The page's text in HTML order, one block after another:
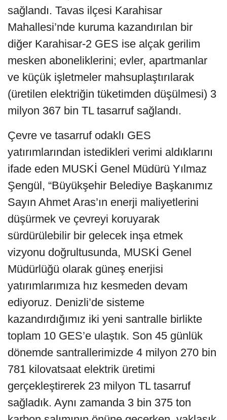
sağlandı. Tavas ilçesi Karahisar
Mahallesi’nde kuruma kazandırılan bir
diğer Karahisar-2 GES ise alçak gerilim
mesken aboneliklerini; evler, apartmanlar
ve küçük işletmeler mahsuplaştırılarak
(üretilen elektriğin tüketimden düşülmesi) 3
milyon 367 bin TL tasarruf sağlandı.
Çevre ve tasarruf odaklı GES
yatırımlarından istedikleri verimi aldıklarını
ifade eden MUSKİ Genel Müdürü Yılmaz
Şengül, “Büyükşehir Belediye Başkanımız
Sayın Ahmet Aras’ın enerji maliyetlerini
düşürmek ve çevreyi koruyarak
sürdürülebilir bir gelecek inşa etmek
vizyonu doğrultusunda, MUSKİ Genel
Müdürlüğü olarak güneş enerjisi
yatırımlarımıza hız kesmeden devam
ediyoruz. Denizli’de sisteme
kazandırdığımız iki yeni santralle birlikte
toplam 10 GES’e ulaştık. Son 45 günlük
dönemde santrallerimizde 4 milyon 270 bin
781 kilovatsaat elektrik üretimi
gerçekleştirerek 23 milyon TL tasarruf
sağladık. Aynı zamanda 3 bin 375 ton